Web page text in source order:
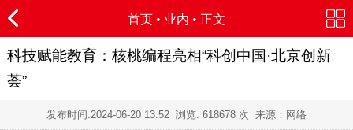
首页 • 业内 • 正文
科技赋能教育：核桃编程亮相“科创中国·北京创新
荟”
发布时间:2024-06-20 13:52 浏览: 618678 次 来源：网络